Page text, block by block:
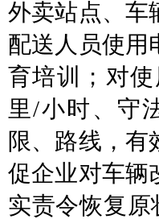
外卖站点、车
配送人员使用
育培训； 对
里/小时、守
限、路线，有
促企业对车辆
实责令恢复原